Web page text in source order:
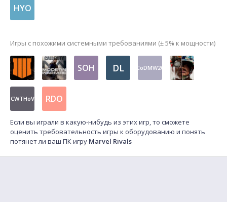
HYO
Игры с похожими системными требованиями (± 5% к мощности)
SOH DL CoDMW2C
CWTHoV RDO
Если вы играли в какую-нибудь из этих игр, то сможете
оценить требовательность игры к оборудованию и понять
потянет ли ваш ПК игру Marvel Rivals